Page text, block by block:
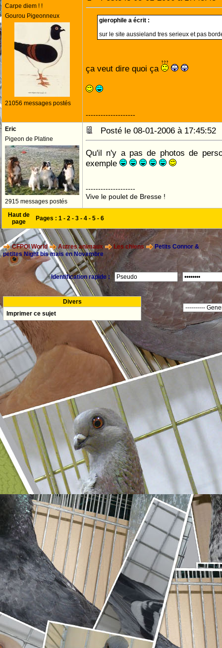
Carpe diem ! !
Gourou Pigeonneux
21056 messages postés
gierophile a écrit :
sur le site aussieland tres serieux et pas
ça veut dire quoi ça
--------------------
Eric
Pigeon de Platine
2915 messages postés
Posté le 08-01-2006 à
Qu'il n'y a pas de photos de
exemple
--------------------
Vive le poulet de Bresse !
Haut de
page
Pages : 1 - 2 - 3 - 4 - 5 - 6
CFPOI World Autres animaux Les chiens
Petits Connor &
petites Night bis mais en Novembre
Identification rapide :
Divers
Imprimer ce sujet